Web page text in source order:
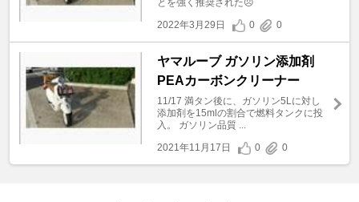
とを強く推奨された☹
2022年3月29日
0 0
ヤマルーブ ガソリン添加剤
PEAカーボンクリーナー
11/17 満タン後に、ガソリン5Lに対し
添加剤を15mlの割合で燃料タンクに投
入。 ガソリン品質 ...
2021年11月17日
0 0